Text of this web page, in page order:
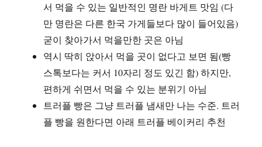
서 먹을 수 있는 일반적인 명란 바게트 맛임 (다
만 명란은 다른 한국 가게들보다 많이 들어있음)
굳이 찾아가서 먹을만한 곳은 아님
역시 딱히 앉아서 먹을 곳이 없다고 보면 됨(빵
스톡보다는 커서 10자리 정도 있긴 함) 하지만,
편하게 쉬면서 먹을 수 있는 분위기 아님
트러플 빵은 그냥 트러플 냄새만 나는 수준. 트러
플 빵을 원한다면 아래 트러플 베이커리 추천